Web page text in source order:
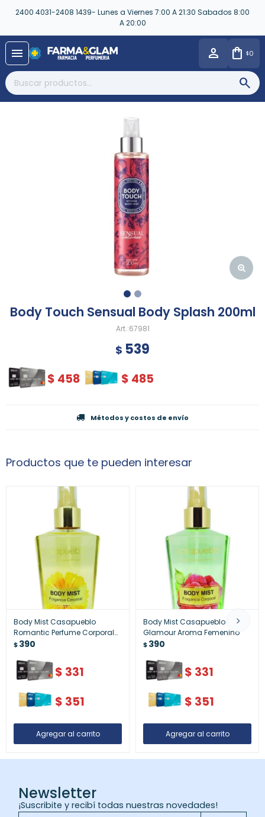
2400 4031-2408 1439- Lunes a Viernes 7:00 A 21:30 Sabados 8:00
A 20:00
menu $0
Body Touch Sensual Body Splash 200ml
67981
$ 539
$ 458 $ 485
Métodos y costos de envío
Productos que te pueden interesar
Body Mist Casapueblo
Romantic Perfume Corporal
Mujer
$390
$ 331
$ 351
Body Mist Casapueblo
Glamour Aroma Femenino
$390
$ 331
$ 351
Newsletter
¡Suscribite y recibí todas nuestras novedades!